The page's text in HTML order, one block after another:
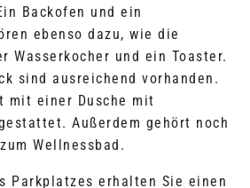
Backofen und ein
ebenso dazu, wie die
Wasserkocher und ein Toaster.
sind ausreichend vorhanden.
mit einer Dusche mit
Außerdem gehört noch
Wellnessbad.
Parkplatzes erhalten Sie einen